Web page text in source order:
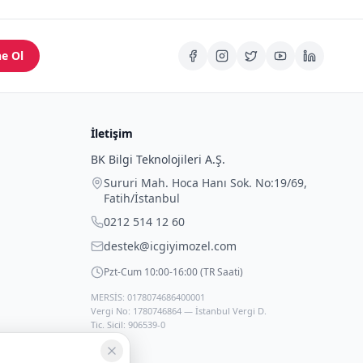
Ol
İletişim
BK Bilgi Teknolojileri A.Ş.
Sururi Mah. Hoca Hanı Sok. No:19/69,
Fatih/İstanbul
0212 514 12 60
destek@icgiyimozel.com
Pzt-Cum 10:00-16:00 (TR Saati)
MERSİS: 0178074686400001
Vergi No: 1780746864 — İstanbul Vergi D.
Tic. Sicil: 906539-0